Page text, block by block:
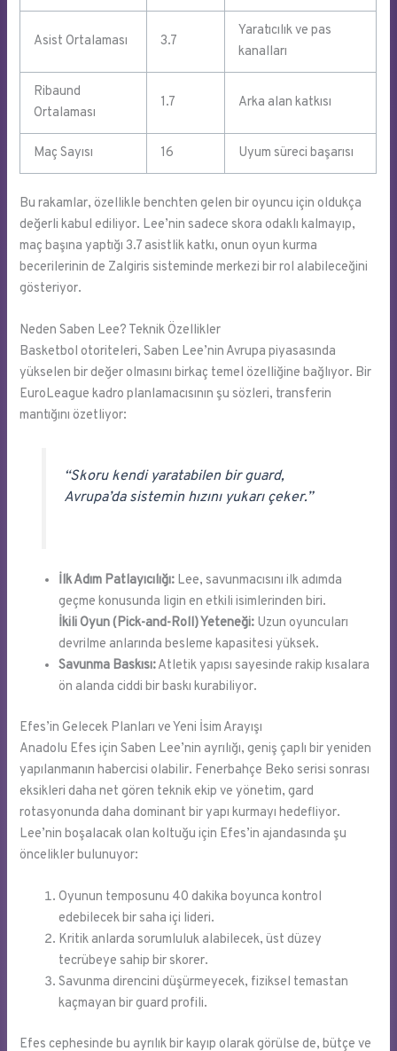
Asist Ortalaması 3.7
Yaratıcılık ve pas
kanalları
Ribaund
Ortalaması
1.7 Arka alan katkısı
Maç Sayısı 16 Uyum süreci başarısı
Bu rakamlar, özellikle benchten gelen bir oyuncu için oldukça
değerli kabul ediliyor. Lee’nin sadece skora odaklı kalmayıp,
maç başına yaptığı 3.7 asistlik katkı, onun oyun kurma
becerilerinin de Zalgiris sisteminde merkezi bir rol alabileceğini
gösteriyor.
Neden Saben Lee? Teknik Özellikler
Basketbol otoriteleri, Saben Lee’nin Avrupa piyasasında
yükselen bir değer olmasını birkaç temel özelliğine bağlıyor. Bir
EuroLeague kadro planlamacısının şu sözleri, transferin
mantığını özetliyor:
“Skoru kendi yaratabilen bir guard,
Avrupa’da sistemin hızını yukarı çeker.”
İlk Adım Patlayıcılığı: Lee, savunmacısını ilk adımda
geçme konusunda ligin en etkili isimlerinden biri.
İkili Oyun (Pick-and-Roll) Yeteneği: Uzun oyuncuları
devrilme anlarında besleme kapasitesi yüksek.
Savunma Baskısı:Atletik yapısı sayesinde rakip kısalara
ön alanda ciddi bir baskı kurabiliyor.
Efes’in Gelecek Planları ve Yeni İsim Arayışı
Anadolu Efes için Saben Lee’nin ayrılığı, geniş çaplı bir yeniden
yapılanmanın habercisi olabilir. Fenerbahçe Beko serisi sonrası
eksikleri daha net gören teknik ekip ve yönetim, gard
rotasyonunda daha dominant bir yapı kurmayı hedefliyor.
Lee’nin boşalacak olan koltuğu için Efes’in ajandasında şu
öncelikler bulunuyor:
Oyunun temposunu 40 dakika boyunca kontrol
edebilecek bir saha içi lideri.
Kritik anlarda sorumluluk alabilecek, üst düzey
tecrübeye sahip bir skorer.
Savunma direncini düşürmeyecek, fiziksel temastan
kaçmayan bir guard profili.
Efes cephesinde bu ayrılık bir kayıp olarak görülse de, bütçe ve